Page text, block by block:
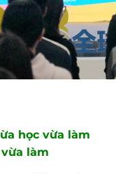
học vừa làm
làm